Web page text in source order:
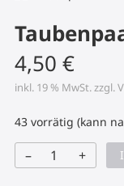
4,50 €
inkl. 19 % MwSt.zzgl.
43 vorrätig (kann
–
Taubenpaar
Menge
+